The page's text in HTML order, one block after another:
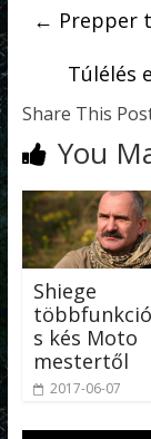
← Prepper
Túlélés
Share This
You
Shiege
többfunkció
s kés Moto
mestertől
2017-06-07